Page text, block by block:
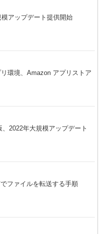
アップデート提供開始
環境、Amazon アプリストア
2022年大規模アップデート
ファイルを転送する手順